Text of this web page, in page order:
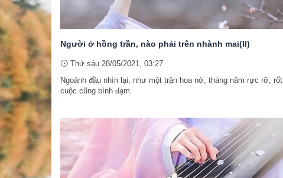
Người ở hồng trần, nào phải trên nhành mai(II)
Thứ sáu 28/05/2021, 03:27
Ngoảnh đầu nhìn lại, như một trận hoa nở, tháng năm rực rỡ, rốt
cuộc cũng bình đạm.